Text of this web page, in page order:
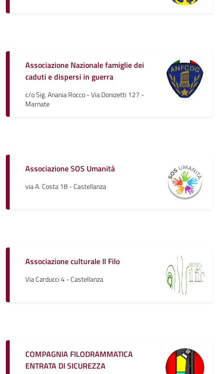
Associazione Nazionale famiglie dei
caduti e dispersi in guerra
c/o Sig. Anania Rocco - Via Donizetti 127 -
Marnate
Associazione SOS Umanità
via A. Costa 18 - Castellanza
Associazione culturale Il Filo
Via Carducci 4 - Castellanza
COMPAGNIA FILODRAMMATICA
ENTRATA DI SICUREZZA